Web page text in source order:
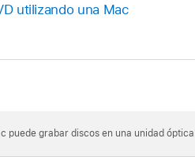
utilizando una Mac
puede grabar discos en una unidad óptica